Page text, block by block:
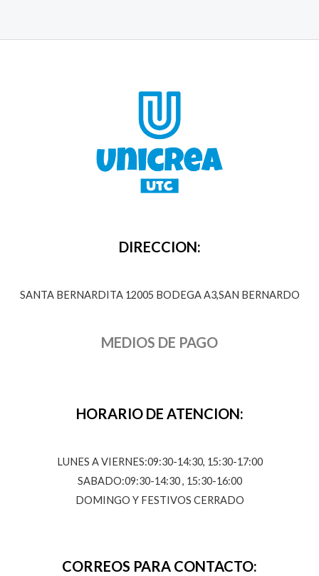
DIRECCION:
SANTA BERNARDITA 12005 BODEGA A3,SAN BERNARDO
MEDIOS DE PAGO
HORARIO DE ATENCION:
LUNES A VIERNES:09:30-14:30, 15:30-17:00
SABADO:09:30-14:30 , 15:30-16:00
DOMINGO Y FESTIVOS CERRADO
CORREOS PARA CONTACTO: